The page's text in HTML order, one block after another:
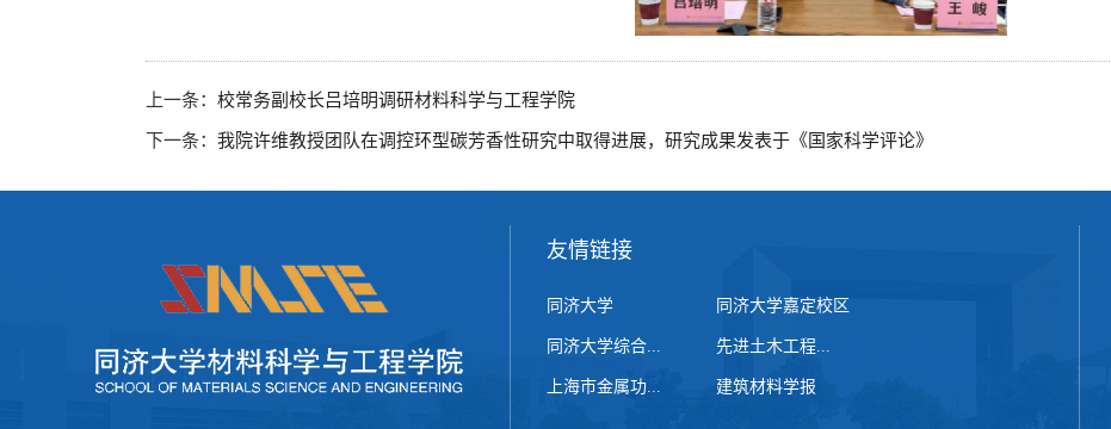
上一条： 校常务副校长吕培明调研材料科学与工程学院
下一条： 我院许维教授团队在调控环型碳芳香性研究中取得进展，研究成果发表于《国家科学评论》
友情链接
同济大学 同济大学嘉定校区
同济大学综合... 先进土木工程...
上海市金属功... 建筑材料学报